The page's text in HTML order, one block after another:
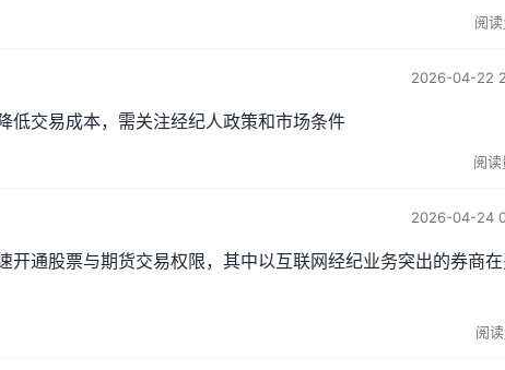
阅
2026-04-22
低交易成本，需关注经纪人政策和市场条件
阅
2026-04-24
通股票与期货交易权限，其中以互联网经纪业务突出的券商
阅